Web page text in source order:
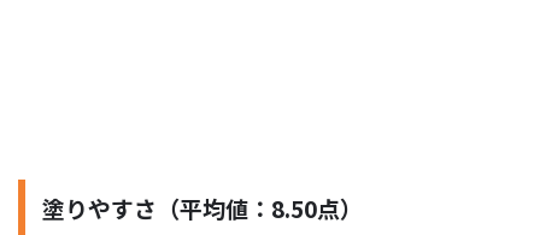
塗りやすさ（平均値：8.50点）